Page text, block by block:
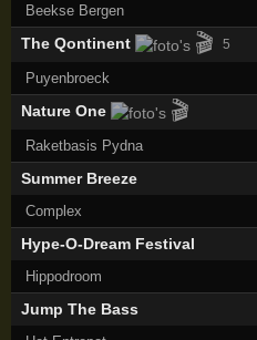
Beekse Bergen
The Qontinent 🎬 5
Puyenbroeck
Nature One 🎬
Raketbasis Pydna
Summer Breeze
Complex
Hype-O-Dream Festival
Hippodroom
Jump The Bass